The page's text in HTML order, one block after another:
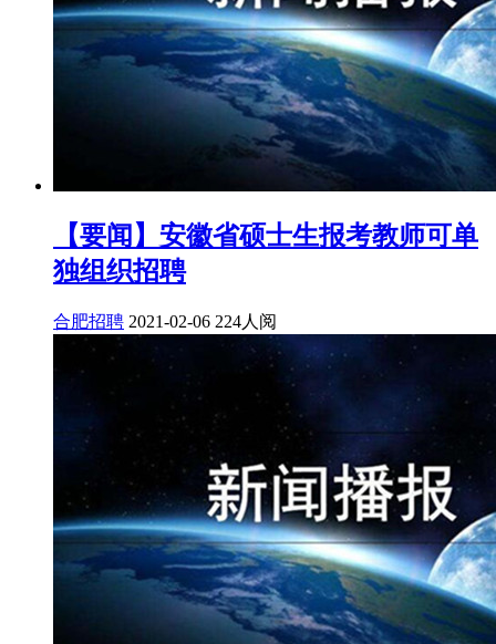
【要闻】安徽省硕士生报考教师可单
独组织招聘
合肥招聘 2021-02-06 224人阅